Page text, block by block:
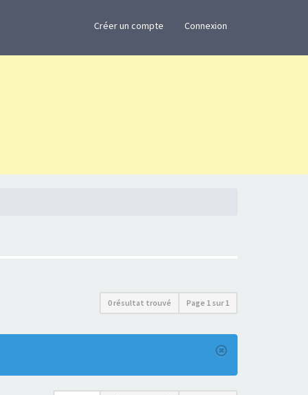
Créer un compte Connexion
0 résultat trouvé Page 1 sur1